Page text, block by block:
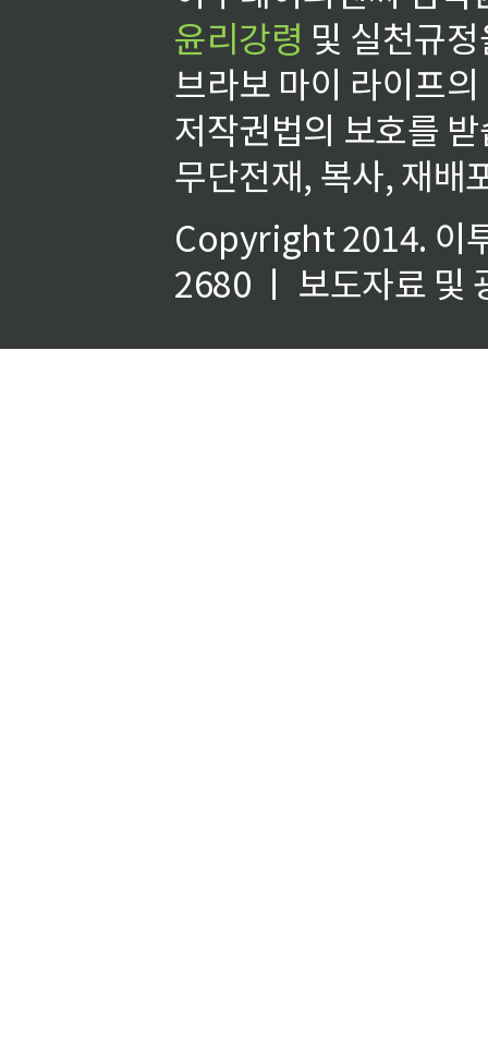
윤리강령 및 실천규
브라보 마이 라이프
저작권법의 보호를
무단전재, 복사, 재배
Copyright 2014. 이
2680 ㅣ 보도자료